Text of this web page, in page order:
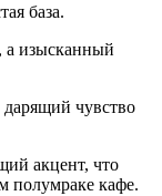
база.
а изысканный
чувство
акцент, что
полумраке кафе.